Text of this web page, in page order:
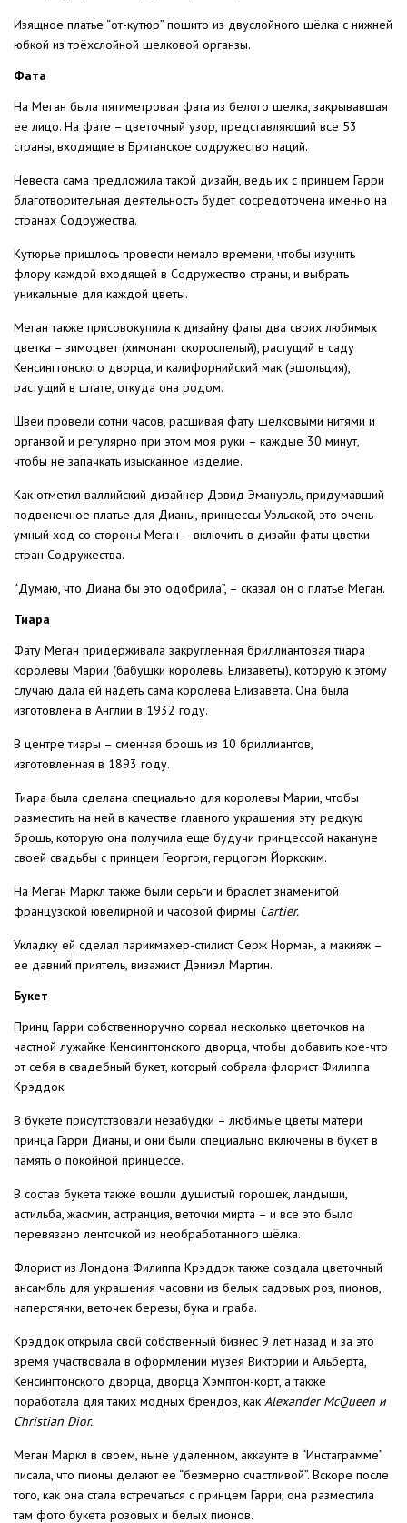
Изящное платье “от-кутюр” пошито из двуслойного шёлка с нижней
юбкой из трёхслойной шелковой органзы.
Фата
На Меган была пятиметровая фата из белого шелка, закрывавшая
ее лицо. На фате – цветочный узор, представляющий все 53
страны, входящие в Британское содружество наций.
Невеста сама предложила такой дизайн, ведь их с принцем Гарри
благотворительная деятельность будет сосредоточена именно на
странах Содружества.
Кутюрье пришлось провести немало времени, чтобы изучить
флору каждой входящей в Содружество страны, и выбрать
уникальные для каждой цветы.
Меган также присовокупила к дизайну фаты два своих любимых
цветка – зимоцвет (химонант скороспелый), растущий в саду
Кенсингтонского дворца, и калифорнийский мак (эшольция),
растущий в штате, откуда она родом.
Швеи провели сотни часов, расшивая фату шелковыми нитями и
органзой и регулярно при этом моя руки – каждые 30 минут,
чтобы не запачкать изысканное изделие.
Как отметил валлийский дизайнер Дэвид Эмануэль, придумавший
подвенечное платье для Дианы, принцессы Уэльской, это очень
умный ход со стороны Меган – включить в дизайн фаты цветки
стран Содружества.
“Думаю, что Диана бы это одобрила”, – сказал он о платье Меган.
Тиара
Фату Меган придерживала закругленная бриллиантовая тиара
королевы Марии (бабушки королевы Елизаветы), которую к этому
случаю дала ей надеть сама королева Елизавета. Она была
изготовлена в Англии в 1932 году.
В центре тиары – сменная брошь из 10 бриллиантов,
изготовленная в 1893 году.
Тиара была сделана специально для королевы Марии, чтобы
разместить на ней в качестве главного украшения эту редкую
брошь, которую она получила еще будучи принцессой накануне
своей свадьбы с принцем Георгом, герцогом Йоркским.
На Меган Маркл также были серьги и браслет знаменитой
французской ювелирной и часовой фирмы Cartier.
Укладку ей сделал парикмахер-стилист Серж Норман, а макияж –
ее давний приятель, визажист Дэниэл Мартин.
Букет
Принц Гарри собственноручно сорвал несколько цветочков на
частной лужайке Кенсингтонского дворца, чтобы добавить кое-что
от себя в свадебный букет, который собрала флорист Филиппа
Крэддок.
В букете присутствовали незабудки – любимые цветы матери
принца Гарри Дианы, и они были специально включены в букет в
память о покойной принцессе.
В состав букета также вошли душистый горошек, ландыши,
астильба, жасмин, астранция, веточки мирта – и все это было
перевязано ленточкой из необработанного шёлка.
Флорист из Лондона Филиппа Крэддок также создала цветочный
ансамбль для украшения часовни из белых садовых роз, пионов,
наперстянки, веточек березы, бука и граба.
Крэддок открыла свой собственный бизнес 9 лет назад и за это
время участвовала в оформлении музея Виктории и Альберта,
Кенсингтонского дворца, дворца Хэмптон-корт, а также
поработала для таких модных брендов, как Alexander McQueen и
Christian Dior.
Меган Маркл в своем, ныне удаленном, аккаунте в “Инстаграмме”
писала, что пионы делают ее “безмерно счастливой”. Вскоре после
того, как она стала встречаться с принцем Гарри, она разместила
там фото букета розовых и белых пионов.